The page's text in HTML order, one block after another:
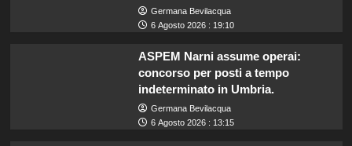
Germana Bevilacqua
6 Agosto 2026 : 19:10
ASPEM Narni assume operai:
concorso per posti a tempo
indeterminato in Umbria.
Germana Bevilacqua
6 Agosto 2026 : 13:15